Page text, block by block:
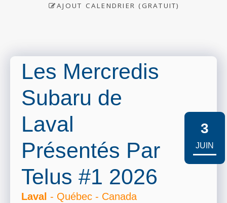
AJOUT CALENDRIER (GRATUIT)
Les Mercredis
Subaru de
Laval
Présentés Par
Telus #1 2026
Laval - Québec - Canada
3
JUIN